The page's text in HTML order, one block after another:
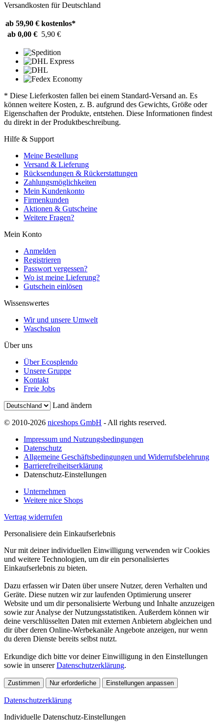
Versandkosten für Deutschland
ab 59,90 € kostenlos*
ab 0,00 € 5,90 €
* Diese Lieferkosten fallen bei einem Standard-Versand an. Es
können weitere Kosten, z. B. aufgrund des Gewichts, Größe oder
Eigenschaften der Produkte, entstehen. Diese Informationen findest
du direkt in der Produktbeschreibung.
Hilfe & Support
Meine Bestellung
Versand & Lieferung
Rücksendungen & Rückerstattungen
Zahlungsmöglichkeiten
Mein Kundenkonto
Firmenkunden
Aktionen & Gutscheine
Weitere Fragen?
Mein Konto
Anmelden
Registrieren
Passwort vergessen?
Wo ist meine Lieferung?
Gutschein einlösen
Wissenswertes
Wir und unsere Umwelt
Waschsalon
Über uns
Über Ecosplendo
Unsere Gruppe
Kontakt
Freie Jobs
Land ändern
© 2010-2026 niceshops GmbH - All rights reserved.
Impressum und Nutzungsbedingungen
Datenschutz
Allgemeine Geschäftsbedingungen und Widerrufsbelehrung
Barrierefreiheitserklärung
Datenschutz-Einstellungen
Unternehmen
Weitere nice Shops
Vertrag widerrufen
Personalisiere dein Einkaufserlebnis
Nur mit deiner individuellen Einwilligung verwenden wir Cookies
und weitere Technologien, um dir ein personalisiertes
Einkaufserlebnis zu bieten.
Dazu erfassen wir Daten über unsere Nutzer, deren Verhalten und
Geräte. Diese nutzen wir zur laufenden Optimierung unserer
Website und um dir personalisierte Werbung und Inhalte anzuzeigen
sowie zur Analyse der Nutzungsstatistiken. Außerdem können wir
deine verschlüsselten Daten mit externen Anbietern abgleichen und
dir über deren Online-Werbekanäle Angebote anzeigen, nur wenn
du deren Dienste bereits selbst nutzt.
Erkundige dich bitte vor deiner Einwilligung in den Einstellungen
sowie in unsererDatenschutzerklärung.
Zustimmen Nur erforderliche Einstellungen anpassen
Datenschutzerklärung
Individuelle Datenschutz-Einstellungen